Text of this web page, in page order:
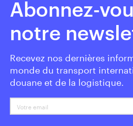
Abonnez-
notre
Recevez nos dernières
monde du transport
douane et de la logistique.
Votre email